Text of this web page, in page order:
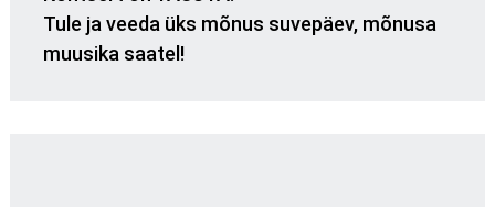
Tule ja veeda üks mõnus suvepäev, mõnusa
muusika saatel!